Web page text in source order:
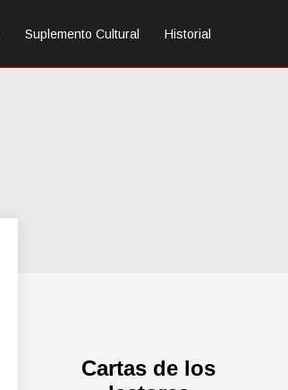
Suplemento Cultural Historial
Cartas de los